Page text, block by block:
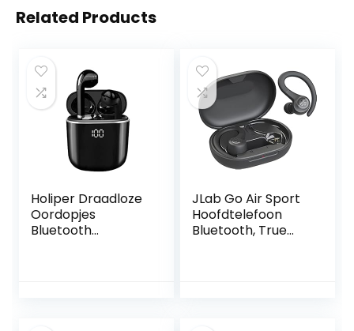
Related Products
Holiper Draadloze
Oordopjes
Bluetooth
JLab Go Air Sport
Hoofdtelefoon
Bluetooth, True